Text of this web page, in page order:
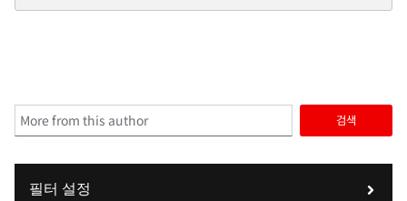
검색
필터 설정